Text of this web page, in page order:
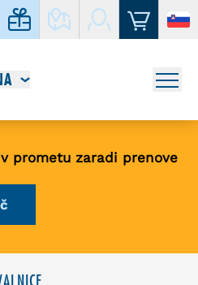
prometu zaradi prenove